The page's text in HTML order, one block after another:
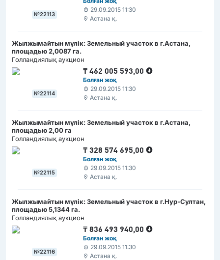
№22113
29.09.2015 11:30
Астана қ.
Жылжымайтын мүлік: Земельный участок в г.Астана,
площадью 2,0087 га.
Голландиялық аукцион
№22114
₸462 005 593,00
Болған жоқ
29.09.2015 11:30
Астана қ.
Жылжымайтын мүлік: Земельный участок в г.Астана,
площадью 2,00 га
Голландиялық аукцион
№22115
₸328 574 695,00
Болған жоқ
29.09.2015 11:30
Астана қ.
Жылжымайтын мүлік: Земельный участок в г.Нур-Султан,
площадью 5,1344 га.
Голландиялық аукцион
№22116
₸836 493 940,00
Болған жоқ
29.09.2015 11:30
Астана қ.